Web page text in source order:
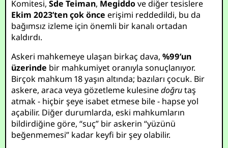
Komitesi,Sde Teiman, Megiddove diğer tesislere
Ekim 2023’ten çok önce erişimi reddedildi, bu da
bağımsız izleme için önemli bir kanalı ortadan
kaldırdı.
Askeri mahkemeye ulaşan birkaç dava,%99’un
üzerinde bir mahkumiyet oranıyla sonuçlanıyor.
Birçok mahkum 18 yaşın altında; bazıları çocuk. Bir
askere, araca veya gözetleme kulesinedoğrutaş
atmak - hiçbir şeye isabet etmese bile - hapse yol
açabilir. Diğer durumlarda, eski mahkumların
bildirdiğine göre, “suç” bir askerin “yüzünü
beğenmemesi” kadar keyfi bir şey olabilir.